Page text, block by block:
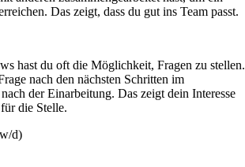
Das zeigt, dass du gut ins Team passt.
hast du oft die Möglichkeit, Fragen zu stellen.
nach den nächsten Schritten im
der Einarbeitung. Das zeigt dein Interesse
die Stelle.
d)